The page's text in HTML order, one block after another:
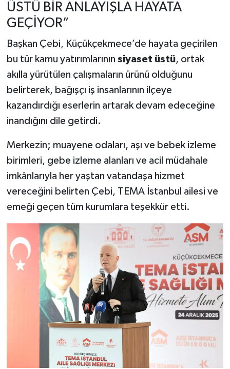
ÜSTÜ BİR ANLAYIŞLA HAYATA
GEÇİYOR”
Başkan Çebi, Küçükçekmece’de hayata geçirilen
bu tür kamu yatırımlarının siyaset üstü, ortak
akılla yürütülen çalışmaların ürünü olduğunu
belirterek, bağışçı iş insanlarının ilçeye
kazandırdığı eserlerin artarak devam edeceğine
inandığını dile getirdi.
Merkezin; muayene odaları, aşı ve bebek izleme
birimleri, gebe izleme alanları ve acil müdahale
imkânlarıyla her yaştan vatandaşa hizmet
vereceğini belirten Çebi, TEMA İstanbul ailesi ve
emeği geçen tüm kurumlara teşekkür etti.